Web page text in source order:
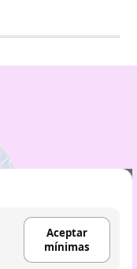
Aceptar
mínimas